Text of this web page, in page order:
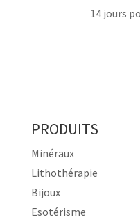
14 jours
PRODUITS
Minéraux
Lithothérapie
Bijoux
Esotérisme